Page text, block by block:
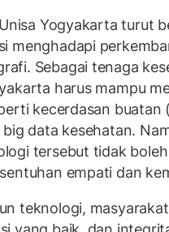
Yogyakarta turut
menghadapi
Sebagai tenaga
harus mampu
kecerdasan buatan
data kesehatan.
tersebut tidak
empati dan
teknologi,